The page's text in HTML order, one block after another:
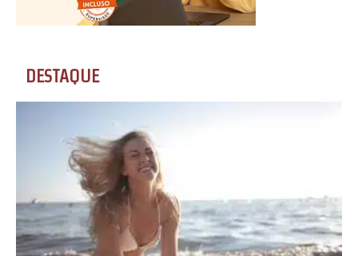
DESTAQUE